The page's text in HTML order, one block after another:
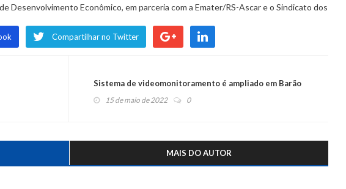
Desenvolvimento Econômico, em parceria com a Emater/RS-Ascar e o Sindicato dos
Compartilhar no Twitter
Sistema de videomonitoramento é ampliado em Barão
15 de maio de 2022 0
MAIS DO AUTOR